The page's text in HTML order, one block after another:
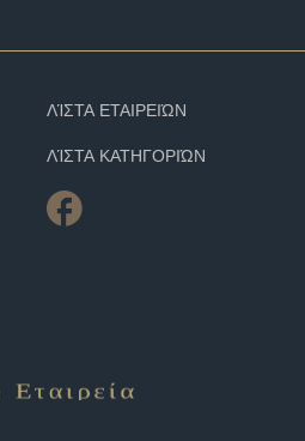
ΛΊΣΤΑ ΕΤΑΙΡΕΙΏΝ
ΛΊΣΤΑ ΚΑΤΗΓΟΡΙΏΝ